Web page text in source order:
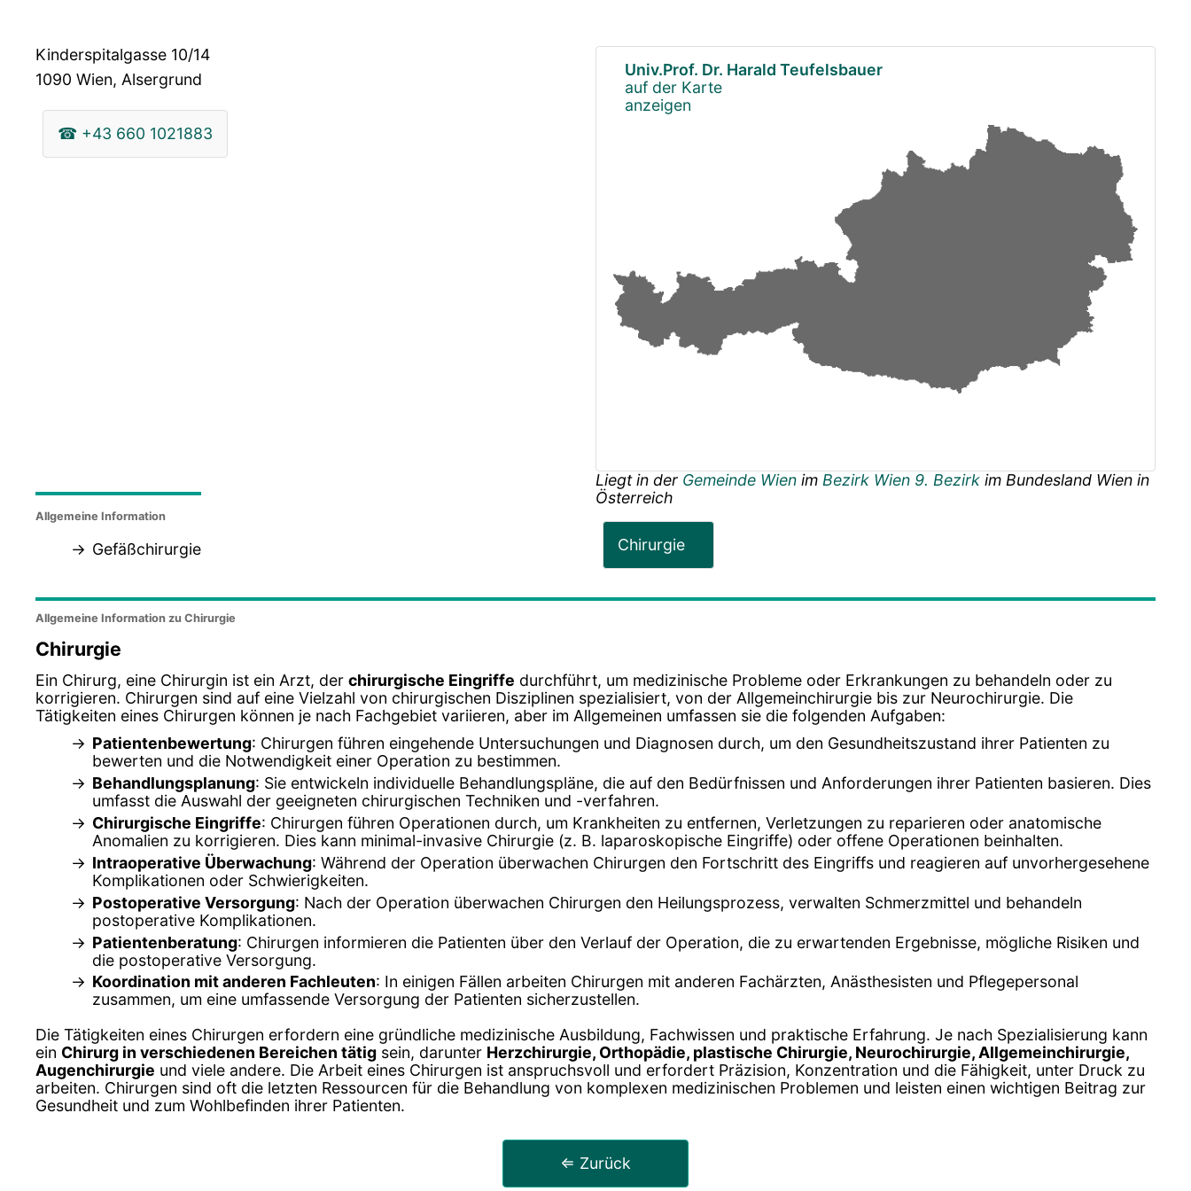
Kinderspitalgasse 10/14
1090 Wien, Alsergrund
☎ +43 660 1021883
Allgemeine Information
Gefäßchirurgie
Univ.Prof. Dr. Harald Teufelsbauer
auf der Karte
anzeigen
Liegt in der Gemeinde Wien im Bezirk Wien 9. Bezirk im Bundesland Wien in
Österreich
Chirurgie
Allgemeine Information zu Chirurgie
Chirurgie
Ein Chirurg, eine Chirurgin ist ein Arzt, der chirurgische Eingriffe durchführt, um medizinische Probleme oder Erkrankungen zu behandeln oder zu
korrigieren. Chirurgen sind auf eine Vielzahl von chirurgischen Disziplinen spezialisiert, von der Allgemeinchirurgie bis zur Neurochirurgie. Die
Tätigkeiten eines Chirurgen können je nach Fachgebiet variieren, aber im Allgemeinen umfassen sie die folgenden Aufgaben:
Patientenbewertung: Chirurgen führen eingehende Untersuchungen und Diagnosen durch, um den Gesundheitszustand ihrer Patienten zu
bewerten und die Notwendigkeit einer Operation zu bestimmen.
Behandlungsplanung: Sie entwickeln individuelle Behandlungspläne, die auf den Bedürfnissen und Anforderungen ihrer Patienten basieren. Dies
umfasst die Auswahl der geeigneten chirurgischen Techniken und -verfahren.
Chirurgische Eingriffe: Chirurgen führen Operationen durch, um Krankheiten zu entfernen, Verletzungen zu reparieren oder anatomische
Anomalien zu korrigieren. Dies kann minimal-invasive Chirurgie (z. B. laparoskopische Eingriffe) oder offene Operationen beinhalten.
Intraoperative Überwachung: Während der Operation überwachen Chirurgen den Fortschritt des Eingriffs und reagieren auf unvorhergesehene
Komplikationen oder Schwierigkeiten.
Postoperative Versorgung: Nach der Operation überwachen Chirurgen den Heilungsprozess, verwalten Schmerzmittel und behandeln
postoperative Komplikationen.
Patientenberatung: Chirurgen informieren die Patienten über den Verlauf der Operation, die zu erwartenden Ergebnisse, mögliche Risiken und
die postoperative Versorgung.
Koordination mit anderen Fachleuten: In einigen Fällen arbeiten Chirurgen mit anderen Fachärzten, Anästhesisten und Pflegepersonal
zusammen, um eine umfassende Versorgung der Patienten sicherzustellen.
Die Tätigkeiten eines Chirurgen erfordern eine gründliche medizinische Ausbildung, Fachwissen und praktische Erfahrung. Je nach Spezialisierung kann
ein Chirurg in verschiedenen Bereichen tätig sein, darunter Herzchirurgie, Orthopädie, plastische Chirurgie, Neurochirurgie, Allgemeinchirurgie,
Augenchirurgie und viele andere. Die Arbeit eines Chirurgen ist anspruchsvoll und erfordert Präzision, Konzentration und die Fähigkeit, unter Druck zu
arbeiten. Chirurgen sind oft die letzten Ressourcen für die Behandlung von komplexen medizinischen Problemen und leisten einen wichtigen Beitrag zur
Gesundheit und zum Wohlbefinden ihrer Patienten.
⇐ Zurück